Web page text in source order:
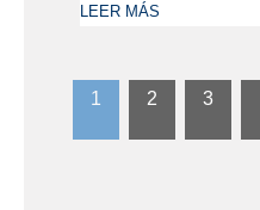
LEER MÁS
1 2 3